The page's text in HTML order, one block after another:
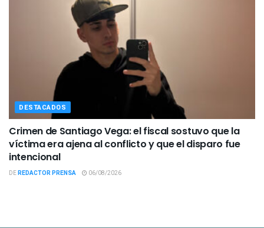
DESTACADOS
Crimen de Santiago Vega: el fiscal sostuvo que la
víctima era ajena al conflicto y que el disparo fue
intencional
DEREDACTOR PRENSA 06/08/2026